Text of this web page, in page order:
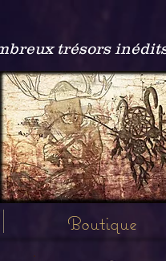
trésors
Boutique